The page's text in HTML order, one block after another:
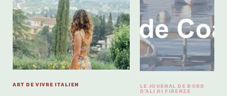
ART DE VIVRE ITALIEN
LE JOURNAL DE BORD
D'ALI DI FIRENZE